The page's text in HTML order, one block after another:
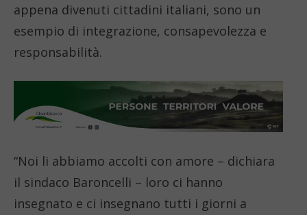
appena divenuti cittadini italiani, sono un
esempio di integrazione, consapevolezza e
responsabilità.
“Noi li abbiamo accolti con amore – dichiara
il sindaco Baroncelli – loro ci hanno
insegnato e ci insegnano tutti i giorni a